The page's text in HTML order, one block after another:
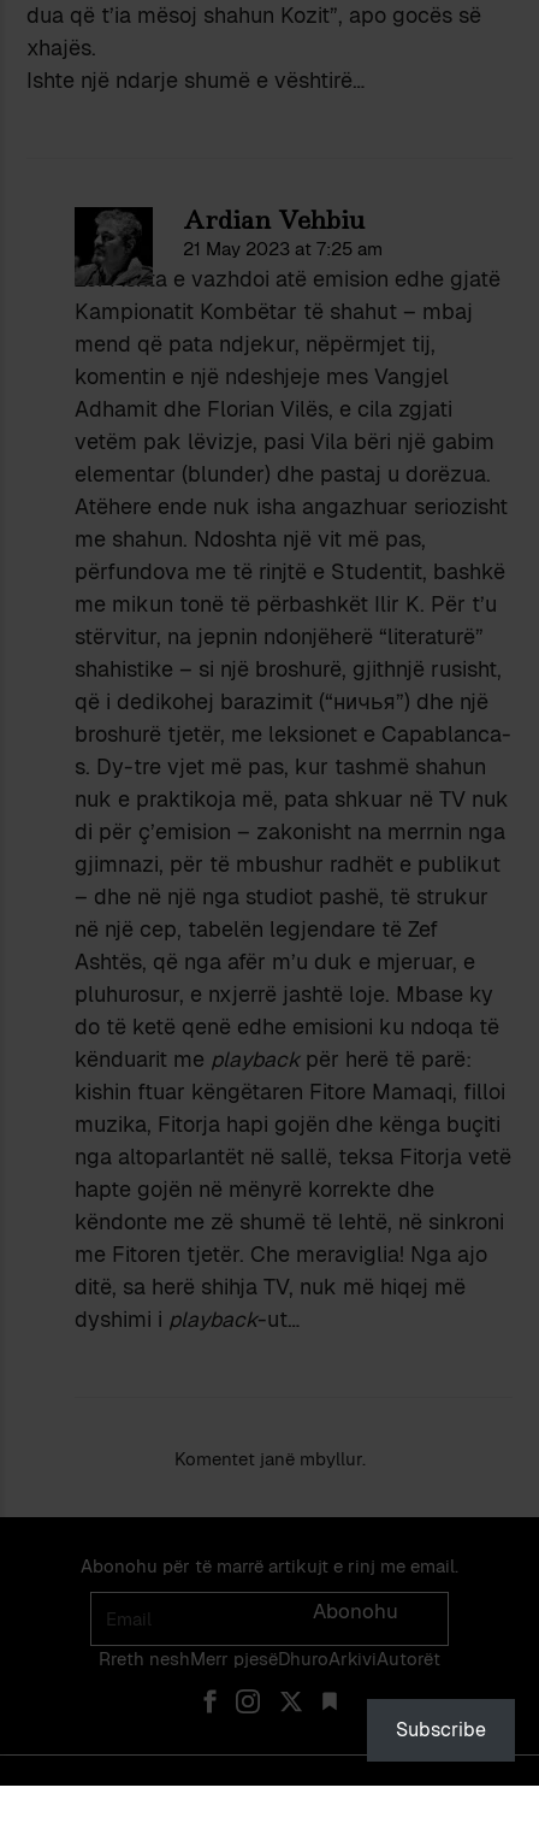
dua që t’ia mësoj shahun Kozit”, apo gocës së
xhajës.
Ishte një ndarje shumë e vështirë…
Ardian Vehbiu
21 May 2023 at 7:25 am
Zef Ashta e vazhdoi atë emision edhe gjatë
Kampionatit Kombëtar të shahut – mbaj
mend që pata ndjekur, nëpërmjet tij,
komentin e një ndeshjeje mes Vangjel
Adhamit dhe Florian Vilës, e cila zgjati
vetëm pak lëvizje, pasi Vila bëri një gabim
elementar (blunder) dhe pastaj u dorëzua.
Atëhere ende nuk isha angazhuar seriozisht
me shahun. Ndoshta një vit më pas,
përfundova me të rinjtë e Studentit, bashkë
me mikun tonë të përbashkët Ilir K. Për t’u
stërvitur, na jepnin ndonjëherë “literaturë”
shahistike – si një broshurë, gjithnjë rusisht,
që i dedikohej barazimit (“ничья”) dhe një
broshurë tjetër, me leksionet e Capablanca-
s. Dy-tre vjet më pas, kur tashmë shahun
nuk e praktikoja më, pata shkuar në TV nuk
di për ç’emision – zakonisht na merrnin nga
gjimnazi, për të mbushur radhët e publikut
– dhe në një nga studiot pashë, të strukur
në një cep, tabelën legjendare të Zef
Ashtës, që nga afër m’u duk e mjeruar, e
pluhurosur, e nxjerrë jashtë loje. Mbase ky
do të ketë qenë edhe emisioni ku ndoqa të
kënduarit me playbackpër herë të parë:
kishin ftuar këngëtaren Fitore Mamaqi, filloi
muzika, Fitorja hapi gojën dhe kënga buçiti
nga altoparlantët në sallë, teksa Fitorja vetë
hapte gojën në mënyrë korrekte dhe
këndonte me zë shumë të lehtë, në sinkroni
me Fitoren tjetër. Che meraviglia! Nga ajo
ditë, sa herë shihja TV, nuk më hiqej më
dyshimi i playback-ut…
Komentet janë mbyllur.
Abonohu për të marrë artikujt e rinj me email.
Email
Abonohu
Rreth neshMerr pjes​​ë​DhuroArkiviAutorët
Subscribe